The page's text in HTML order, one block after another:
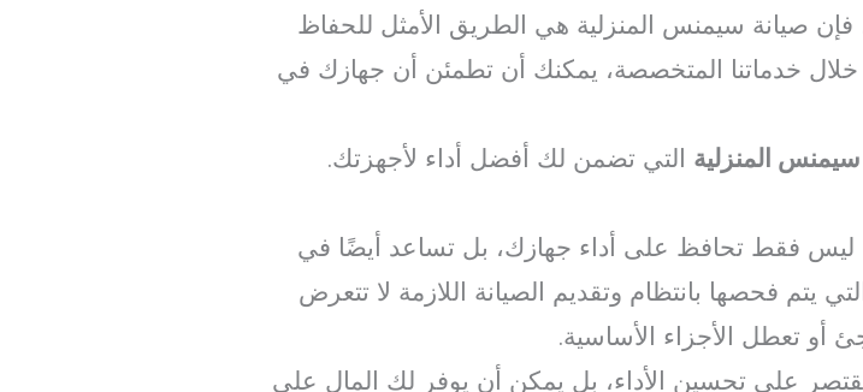
صيانة سيمنس المنزلية هي الطريق الأمثل للحفاظ
خدماتنا المتخصصة، يمكنك أن تطمئن أن جهازك في
المنزلية التي تضمن لك أفضل أداء لأجهزتك.
فقط تحافظ على أداء جهازك، بل تساعد أيضًا في
يتم فحصها بانتظام وتقديم الصيانة اللازمة لا تتعرض
أو تعطل الأجزاء الأساسية.
يقتصر على تحسين الأداء، بل يمكن أن يوفر لك المال على